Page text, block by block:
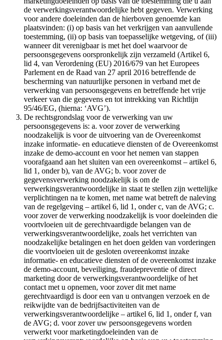
de verwerkingsverantwoordelijke hebt gegeven. Verwerking
voor andere doeleinden dan de hierboven genoemde kan
plaatsvinden: (i) op basis van het verkrijgen van aanvullende
toestemming, (ii) op basis van toepasselijke wetgeving, of (iii)
wanneer dit verenigbaar is met het doel waarvoor de
persoonsgegevens oorspronkelijk zijn verzameld (Artikel 6,
lid 4, van Verordening (EU) 2016/679 van het Europees
Parlement en de Raad van 27 april 2016 betreffende de
bescherming van natuurlijke personen in verband met de
verwerking van persoonsgegevens en betreffende het vrije
verkeer van die gegevens en tot intrekking van Richtlijn
95/46/EG, (hierna: ‘AVG’).
De rechtsgrondslag voor de verwerking van uw
persoonsgegevens is: a. voor zover de verwerking
noodzakelijk is voor de uitvoering van de Overeenkomst
inzake informatie- en educatieve diensten of de Overeenkomst
inzake de demo-account en voor het nemen van stappen
voorafgaand aan het sluiten van een overeenkomst – artikel 6,
lid 1, onder b), van de AVG; b. voor zover de
gegevensverwerking noodzakelijk is om de
verwerkingsverantwoordelijke in staat te stellen zijn wettelijke
verplichtingen na te komen, met name wat betreft de naleving
van de regelgeving – artikel 6, lid 1, onder c, van de AVG; c.
voor zover de verwerking noodzakelijk is voor doeleinden die
voortvloeien uit de gerechtvaardigde belangen van de
verwerkingsverantwoordelijke, zoals het verrichten van
noodzakelijke betalingen en het doen gelden van vorderingen
die voortvloeien uit de gesloten overeenkomst inzake
informatie- en educatieve diensten of de overeenkomst inzake
de demo-account, beveiliging, fraudepreventie of direct
marketing door de verwerkingsverantwoordelijke of het
contact met u opnemen, voor zover dit met name
gerechtvaardigd is door een van u ontvangen verzoek en de
reikwijdte van de bedrijfsactiviteiten van de
verwerkingsverantwoordelijke – artikel 6, lid 1, onder f, van
de AVG; d. voor zover uw persoonsgegevens worden
verwerkt voor marketingdoeleinden van de